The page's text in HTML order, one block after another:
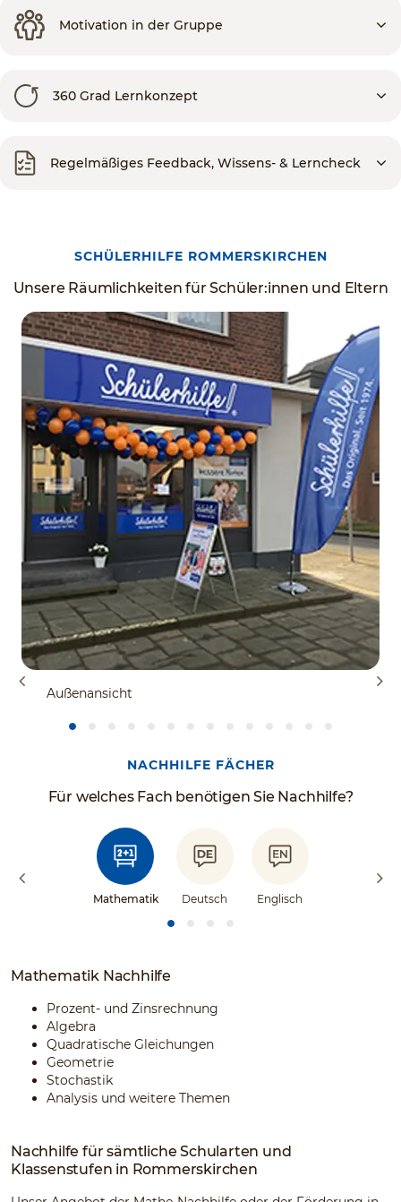
Motivation in der Gruppe
360 Grad Lernkonzept
Regelmäßiges Feedback, Wissens- & Lerncheck
SCHÜLERHILFE ROMMERSKIRCHEN
Unsere Räumlichkeiten für Schüler:innen und Eltern
Außenansicht
NACHHILFE FÄCHER
Für welches Fach benötigen Sie Nachhilfe?
Mathematik Deutsch Englisch
Mathematik Nachhilfe
Prozent- und Zinsrechnung
Algebra
Quadratische Gleichungen
Geometrie
Stochastik
Analysis und weitere Themen
Nachhilfe für sämtliche Schularten und
Klassenstufen in Rommerskirchen